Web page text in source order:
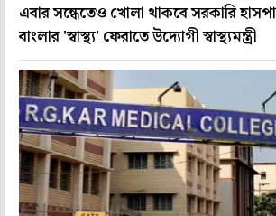
এবার সন্ধেতেও খোলা থাকবে সরকারি
বাংলার 'স্বাস্থ্য' ফেরাতে উদ্যোগী স্বাস্থ্যমন্ত্রী